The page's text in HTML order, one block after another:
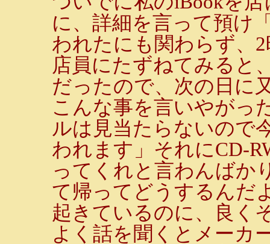
に、詳細を言って預け
われたにも関わらず、
店員にたずねてみると
だったので、次の日に
こんな事を言いやがっ
ルは見当たらないので
われます」それにCD-
ってくれと言わんばか
て帰ってどうするんだ
起きているのに、良く
よく話を聞くとメーカ